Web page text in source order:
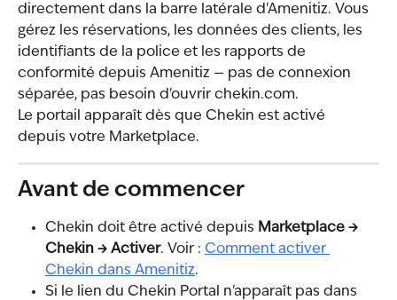
directement dans la barre latérale d'Amenitiz. Vous
gérez les réservations, les données des clients, les
identifiants de la police et les rapports de
conformité depuis Amenitiz — pas de connexion
séparée, pas besoin d'ouvrir chekin.com.
Le portail apparaît dès que Chekin est activé
depuis votre Marketplace.
Avant de commencer
Chekin doit être activé depuis Marketplace →
Chekin → Activer. Voir : Comment activer
Chekin dans Amenitiz.
Si le lien du Chekin Portal n'apparaît pas dans